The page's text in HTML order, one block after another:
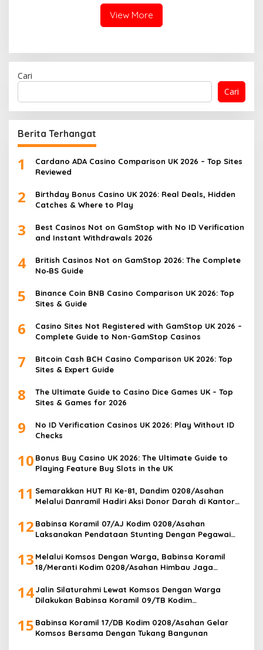
Mushollah Al Maghribi
View More
Cari
Cari
Berita Terhangat
1
Cardano ADA Casino Comparison UK 2026 – Top Sites
Reviewed
2
Birthday Bonus Casino UK 2026: Real Deals, Hidden
Catches & Where to Play
3
Best Casinos Not on GamStop with No ID Verification
and Instant Withdrawals 2026
4
British Casinos Not on GamStop 2026: The Complete
No‑BS Guide
5
Binance Coin BNB Casino Comparison UK 2026: Top
Sites & Guide
6
Casino Sites Not Registered with GamStop UK 2026 –
Complete Guide to Non-GamStop Casinos
7
Bitcoin Cash BCH Casino Comparison UK 2026: Top
Sites & Expert Guide
8
The Ultimate Guide to Casino Dice Games UK – Top
Sites & Games for 2026
9
No ID Verification Casinos UK 2026: Play Without ID
Checks
10 Bonus Buy Casino UK 2026: The Ultimate Guide to
Playing Feature Buy Slots in the UK
11 Semarakkan HUT RI Ke-81, Dandim 0208/Asahan
Melalui Danramil Hadiri Aksi Donor Darah di Kantor
12 Babinsa Koramil 07/AJ Kodim 0208/Asahan
Laksanakan Pendataan Stunting Dengan Pegawai
13 Melalui Komsos Dengan Warga, Babinsa Koramil
18/Meranti Kodim 0208/Asahan Himbau Jaga
14Jalin Silaturahmi Lewat Komsos Dengan Warga
Dilakukan Babinsa Koramil 09/TB Kodim
15 Babinsa Koramil 17/DB Kodim 0208/Asahan Gelar
Komsos Bersama Dengan Tukang Bangunan